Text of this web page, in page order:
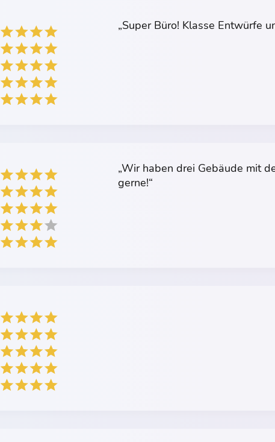
„Super Büro! Klasse Entwürfe
„Wir haben drei Gebäude mit
gerne!“